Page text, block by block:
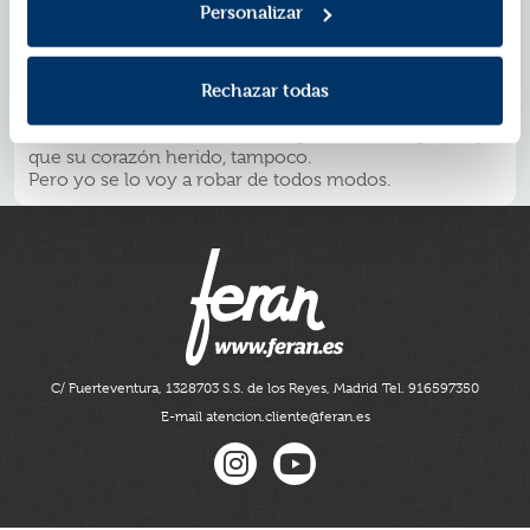
Personalizar
Rechazar todas
viene con vaqueros ajustados, una sonrisilla de
superioridad y una boca que no se calla nunca... Una
Ella dice que esto no significa nada. Yo digo que lo
que su corazón herido, tampoco.
Pero yo se lo voy a robar de todos modos.
C/ Fuerteventura, 1328703 S.S. de los Reyes, Madrid Tel. 916597350
E-mail atencion.cliente@feran.es